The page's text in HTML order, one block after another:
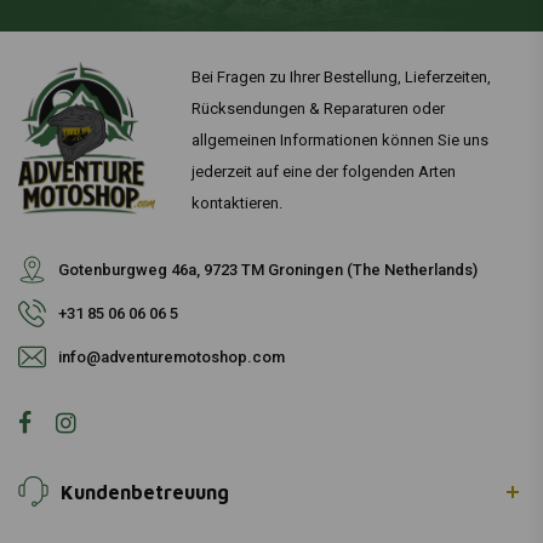
Bei Fragen zu Ihrer Bestellung, Lieferzeiten,
Rücksendungen & Reparaturen oder
allgemeinen Informationen können Sie uns
jederzeit auf eine der folgenden Arten
kontaktieren.
Gotenburgweg 46a, 9723 TM Groningen (The Netherlands)
+31 85 06 06 06 5
info@adventuremotoshop.com
Kundenbetreuung